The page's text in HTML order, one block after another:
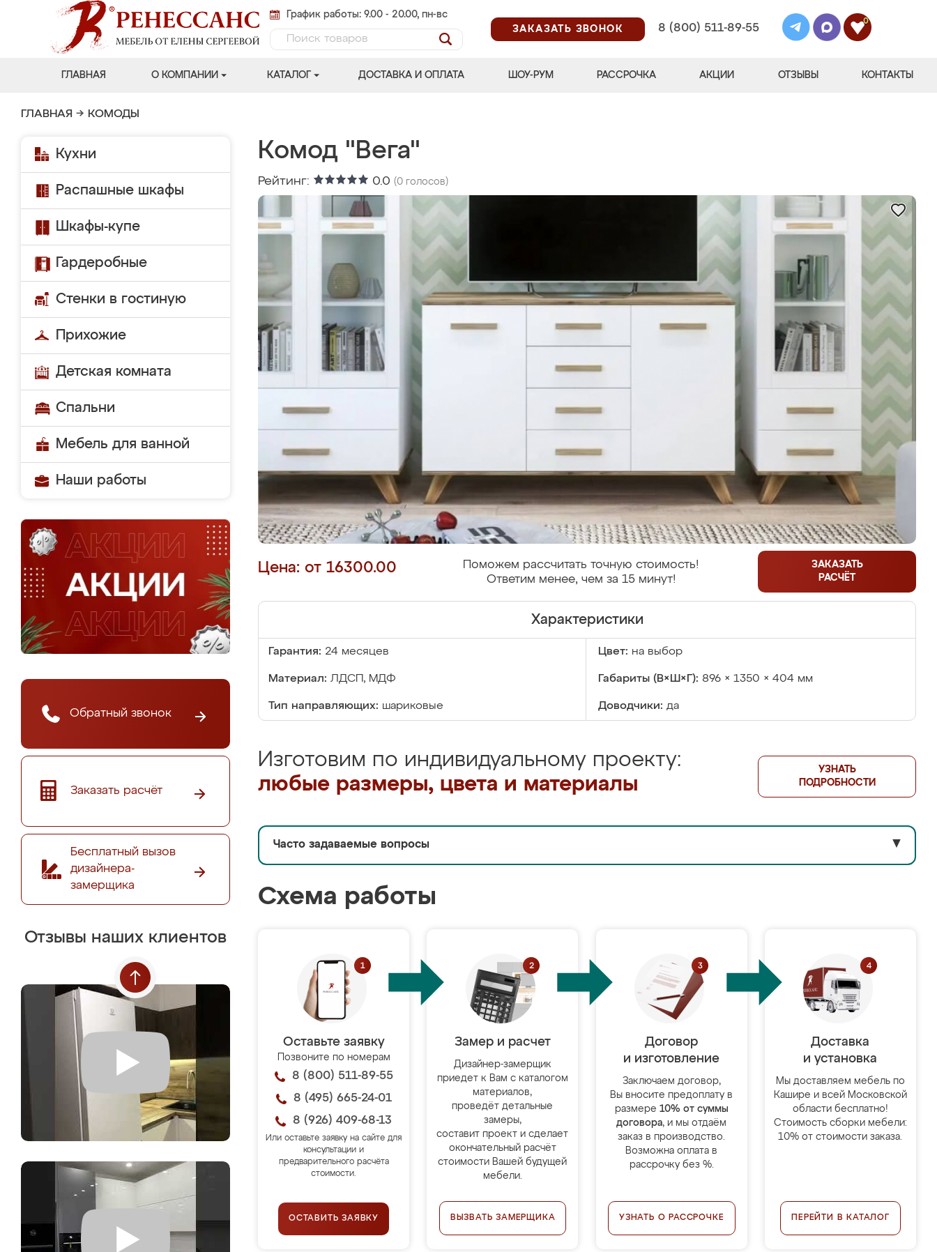
График работы: 9.00 - 20.00, пн-вс
ЗАКАЗАТЬ ЗВОНОК
8 (800) 511-89-55
0
ГЛАВНАЯ О КОМПАНИИ КАТАЛОГ ДОСТАВКА И ОПЛАТА ШОУ-РУМ РАССРОЧКА АКЦИИ ОТЗЫВЫ КОНТАКТЫ
ГЛАВНАЯ → КОМОДЫ
Кухни
Распашные шкафы
Шкафы-купе
Гардеробные
Стенки в гостиную
Прихожие
Детская комната
Спальни
Мебель для ванной
Наши работы
Обратный звонок
Заказать расчёт
Бесплатный вызов
дизайнера-
замерщика
Отзывы наших клиентов
Комод "Вега"
Рейтинг: 0.0 (0 голосов)
Цена: от 16300.00
Поможем рассчитать точную стоимость!
Ответим менее, чем за 15 минут!
ЗАКАЗАТЬ
РАСЧЁТ
Характеристики
Гарантия: 24 месяцев Цвет: на выбор
Материал: ЛДСП, МДФ Габариты (В×Ш×Г): 896 × 1350 × 404 мм
Тип направляющих: шариковые Доводчики: да
Изготовим по индивидуальному проекту:
любые размеры, цвета и материалы
УЗНАТЬ
ПОДРОБНОСТИ
Часто задаваемые вопросы ▼
Схема работы
Оставьте заявку
Позвоните по номерам
8 (800) 511-89-55
8 (495) 665-24-01
8 (926) 409-68-13
Или оставьте заявку на сайте для
консультации и
предварительного расчёта
стоимости.
ОСТАВИТЬ ЗАЯВКУ
Замер и расчет
Дизайнер-замерщик
приедет к Вам с каталогом
материалов,
проведёт детальные
замеры,
составит проект и сделает
окончательный расчёт
стоимости Вашей будущей
мебели.
ВЫЗВАТЬ ЗАМЕРЩИКА
Договор
и изготовление
Заключаем договор,
Вы вносите предоплату в
размере 10% от суммы
договора, и мы отдаём
заказ в производство.
Возможна оплата в
рассрочку без %.
УЗНАТЬ О РАССРОЧКЕ
Доставка
и установка
Мы доставляем мебель по
Кашире и всей Московской
области бесплатно!
Стоимость сборки мебели:
10% от стоимости заказа.
ПЕРЕЙТИ В КАТАЛОГ